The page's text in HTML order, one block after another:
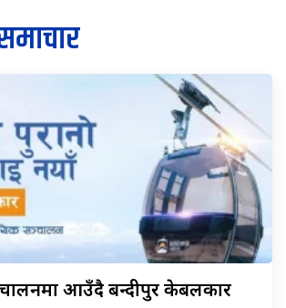
आउँदै बन्दीपुर केबलकार